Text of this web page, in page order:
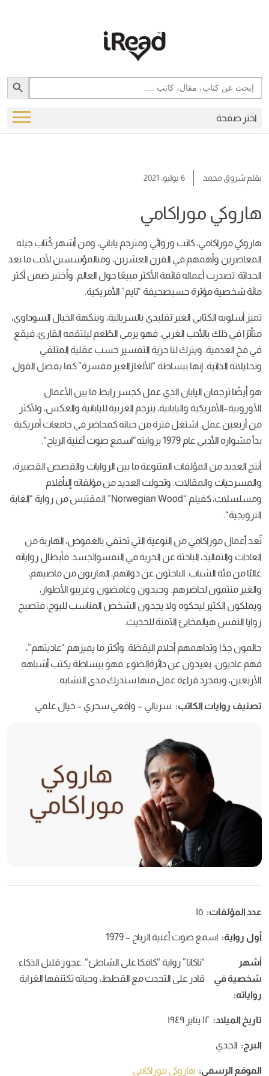
6 يوليو، 2021
وروائي ومترجم ياباني، ومن أشهر كُتاب جيله
في القرن العشرين، ومنالمؤسسين لأدب ما بعد
قائمة الأكثر مبيعًا حول العالم. واُختير ضمن أكثر
“تايم” الأمريكية.
الغير تقليدي بالسريالية، وبنكهة الخيال السوداوي،
الغربي. فهو يرمي الطُعم ليلتقمه القارئ، فيقع
لنا حرية التفسير حسب عقلية المتلقي
إنها ببساطة “الألغازالغير مفسرة” كما يفضل القول.
الذي عمل كجسر رابط ما بين الأعمال
واليابانية، يترجم الغربية لليابانية والعكس، ولأكثر
فترة من حياته كمحاضر في جامعات أمريكية.
الرياح“.
المتنوعة ما بين الروايات والقصص القصيرة،
وتحولت العديد من مؤلفاته إلىأفلام
ومسلسلات، كفيلم “Norwegian Wood” المقتبس من رواية “الغابة
من النوعية التي تحتفي بالغموض، الهاربة من
الباحثة عن الحرية في النفسوالجسد. فأبطال رواياته
الباحثون عن ذواتهم، الهاربون من ماضيهم،
وحيدون وغامضون وغريبو الأطوار،
ولا يجدون الشخص المناسب للبوح، فتصبح
الآمنة للحديث.
أحلام اليقظة. وأكثر ما يميزهم “عاديتهم”،
عن دائرةالضوء. فهو ببساطة يكتب أشباهه
قراءة عمل منها ستدرك مدى التشابه.
سريالي – واقعي سحري – خيال علمي
أغنية الرياح – 1979
رواية “كافكا على الشاطئ“. عجوز قليل الذكاء
على التحدث مع القطط، وحياته تكتنفها الغرابة
موراكامي